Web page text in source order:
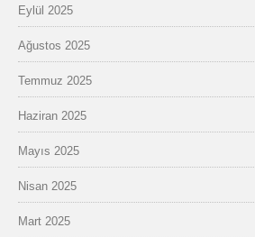
Eylül 2025
Ağustos 2025
Temmuz 2025
Haziran 2025
Mayıs 2025
Nisan 2025
Mart 2025